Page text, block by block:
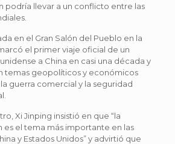
podría llevar a un conflicto entre las
en el Gran Salón del Pueblo en la
el primer viaje oficial de un
a China en casi una década y
temas geopolíticos y económicos
guerra comercial y la seguridad
Xi Jinping insistió en que “la
es el tema más importante en las
y Estados Unidos” y advirtió que